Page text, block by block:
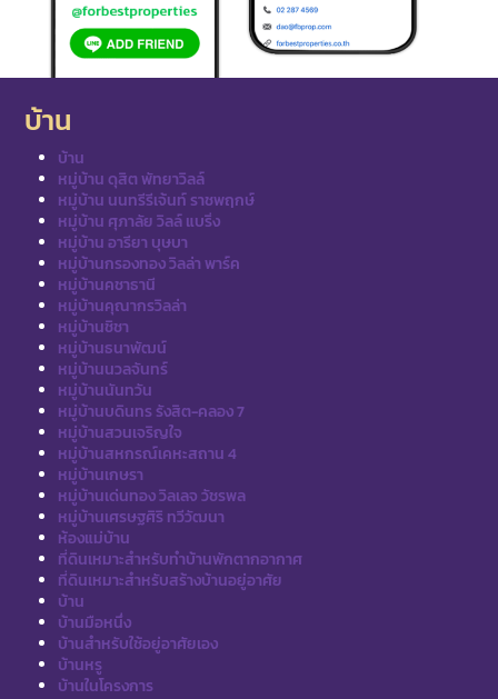
บ้าน
บ้าน
หมู่บ้าน ดุสิต พัทยาวิลล์
หมู่บ้าน นนทรีรีเจ้นท์ ราชพฤกษ์
หมู่บ้าน ศุภาลัย วิลล์ แบริ่ง
หมู่บ้าน อารียา บุษบา
หมู่บ้านกรองทอง วิลล่า พาร์ค
หมู่บ้านคชาธานี
หมู่บ้านคุณากรวิลล่า
หมู่บ้านชิชา
หมู่บ้านธนาพัฒน์
หมู่บ้านนวลจันทร์
หมู่บ้านนันทวัน
หมู่บ้านบดินทร รังสิต-คลอง 7
หมู่บ้านสวนเจริญใจ
หมู่บ้านสหกรณ์เคหะสถาน 4
หมู่บ้านเกษรา
หมู่บ้านเด่นทอง วิลเลจ วัชรพล
หมู่บ้านเศรษฐศิริ ทวีวัฒนา
ห้องแม่บ้าน
ที่ดินเหมาะสำหรับทำบ้านพักตากอากาศ
ที่ดินเหมาะสำหรับสร้างบ้านอยู่อาศัย
บ้าน
บ้านมือหนึ่ง
บ้านสำหรับใช้อยู่อาศัยเอง
บ้านหรู
บ้านในโครงการ